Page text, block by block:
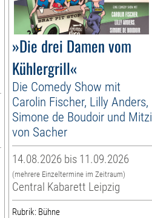
»Die drei Damen vom
Kühlergrill«
Die Comedy Show mit
Carolin Fischer, Lilly Anders,
Simone de Boudoir und Mitzi
von Sacher
14.08.2026 bis 11.09.2026
(mehrere Einzeltermine im Zeitraum)
Central Kabarett Leipzig
Rubrik: Bühne